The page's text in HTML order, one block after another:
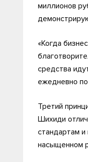
миллионов
«Когда
средства
ежедневно
Третий
Шихиди
стандартам
насыщенном